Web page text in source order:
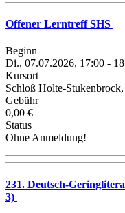
Offener Lerntreff SHS
Beginn
Di., 07.07.2026, 17:00 -
Kursort
Schloß Holte-
Gebühr
0,00 €
Status
Ohne Anmeldung!
231. Deutsch-
3)